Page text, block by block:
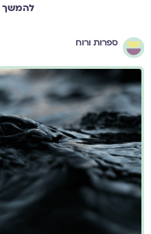
להמשך
ספרות ורוח